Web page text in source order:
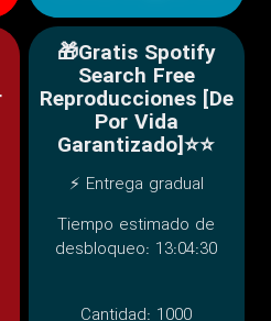
🎁Gratis Spotify
Search Free
Reproducciones [De
Por Vida
Garantizado]⭐⭐
⚡ Entrega gradual
Tiempo estimado de
desbloqueo: 13:04:30
Cantidad: 1000